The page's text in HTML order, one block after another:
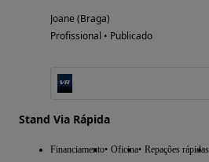
Joane (Braga)
Profissional • Publicado
Stand Via Rápida
Financiamento Oficina Repações rápidas